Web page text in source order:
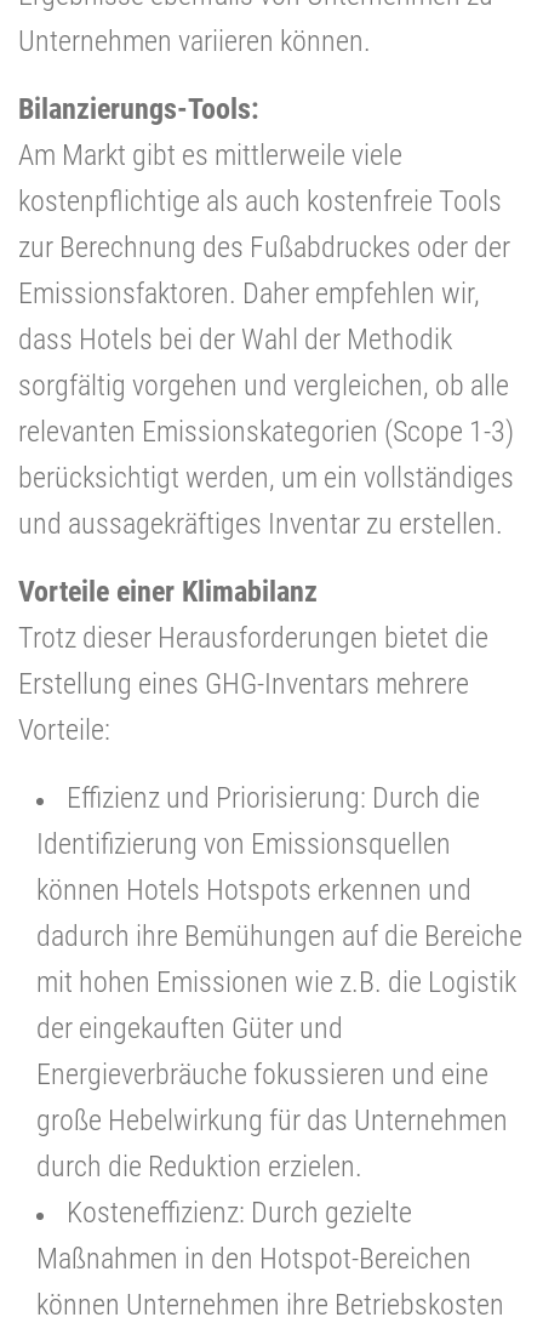
Unternehmen variieren können.
Bilanzierungs-Tools:
Am Markt gibt es mittlerweile viele
kostenpflichtige als auch kostenfreie Tools
zur Berechnung des Fußabdruckes oder der
Emissionsfaktoren. Daher empfehlen wir,
dass Hotels bei der Wahl der Methodik
sorgfältig vorgehen und vergleichen, ob alle
relevanten Emissionskategorien (Scope 1-3)
berücksichtigt werden, um ein vollständiges
und aussagekräftiges Inventar zu erstellen.
Vorteile einer Klimabilanz
Trotz dieser Herausforderungen bietet die
Erstellung eines GHG-Inventars mehrere
Vorteile:
Effizienz und Priorisierung: Durch die
Identifizierung von Emissionsquellen
können Hotels Hotspots erkennen und
dadurch ihre Bemühungen auf die Bereiche
mit hohen Emissionen wie z.B. die Logistik
der eingekauften Güter und
Energieverbräuche fokussieren und eine
große Hebelwirkung für das Unternehmen
durch die Reduktion erzielen.
Kosteneffizienz: Durch gezielte
Maßnahmen in den Hotspot-Bereichen
können Unternehmen ihre Betriebskosten